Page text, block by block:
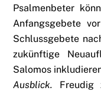
Psalmenbeter
Anfangsgebete
Schlussgebete
zukünftige
Salomos
Ausblick. Freudig